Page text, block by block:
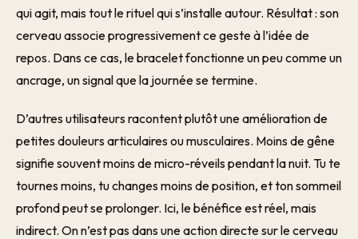
qui agit, mais tout le rituel qui s’installe autour. Résultat : son
cerveau associe progressivement ce geste à l’idée de
repos. Dans ce cas, le bracelet fonctionne un peu comme un
ancrage, un signal que la journée se termine.
D’autres utilisateurs racontent plutôt une amélioration de
petites douleurs articulaires ou musculaires. Moins de gêne
signifie souvent moins de micro-réveils pendant la nuit. Tu te
tournes moins, tu changes moins de position, et ton sommeil
profond peut se prolonger. Ici, le bénéfice est réel, mais
indirect. On n’est pas dans une action directe sur le cerveau